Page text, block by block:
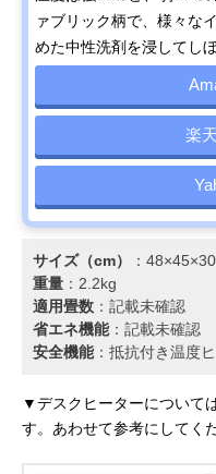
ァブリック柄で、様々な
めた中性洗剤を浸してし
楽
サイズ（cm）
：
重量 ：2.2kg
適用畳数 ：記載未確認
省エネ機能：記載未確認
安全機能：抵抗付き温度
▼デスクヒーターについて
す。あわせて参考にしてく